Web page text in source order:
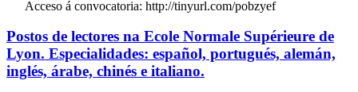
Acceso á convocatoria: http://tinyurl.com/pobzyef
Postos de lectores na Ecole Normale Supérieure de
Lyon. Especialidades: español, portugués, alemán,
inglés, árabe, chinés e italiano.